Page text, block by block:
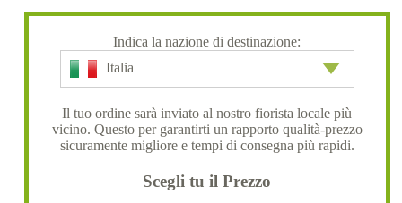
Indica la nazione di destinazione:
Italia
Il tuo ordine sarà inviato al nostro fiorista locale più
vicino. Questo per garantirti un rapporto qualità-prezzo
sicuramente migliore e tempi di consegna più rapidi.
Scegli tu il Prezzo